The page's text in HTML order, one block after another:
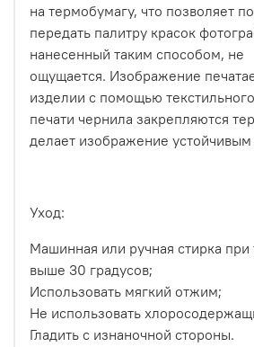
на термобумагу, что позволяет
передать палитру красок
нанесенный таким способом, не
ощущается. Изображение
изделии с помощью
печати чернила закрепляются
делает изображение устойчивым
Уход:
Машинная или ручная стирка при
выше 30 градусов;
Использовать мягкий отжим;
Не использовать
Гладить с изнаночной стороны.